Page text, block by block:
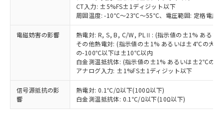
CT入力: ±5%FS±1ディジット以下
周囲温度: -10℃～23℃～55℃、電圧範囲: 定格電圧
電磁妨害の影響
熱電対: R, S, B, C/W, PLⅡ: (指示値の±1% ある
その他熱電対: (指示値の±1% あるいは±4℃の大き
の-100℃以下は±10℃以内
白金測温抵抗体: (指示値の±1% あるいは±2℃の大
アナログ入力: ±1%FS±1ディジット以下
信号源抵抗の影
響
熱電対: 0.1℃/Ω以下(100Ω以下)
白金測温抵抗体: 0.1℃/Ω以下(10Ω以下)
事前の承諾なく第三者に漏洩または開
示しないようお願いします。
マイパーツ機能（部品リスト作成サー
ビス）をご利用いただくには、I-Web
メンバーズにご登録されている必要が
あります。
お客様が当ウェブサイト上で当社にご
および当社の共同利用者が、当社の製
品・サービスに関するお客様との取
※2 対応予定月
部品在庫の切り替え状況などにより、予定
月が前後することがあります。
※3 非含有証明書ダウンロード
下記の非含有証明書をダウンロードするこ
とができます。
「ｅ」：有害物質（10物質）のすべてが基
準値以下であることを示します。
「10」：通常の使用状況下において有害物
質が外部に漏えいし、環境に深刻な影響を
及ぼさない年数を意味します。
「－」：未確認です。当社販売部門へお問
い合わせください。
場合は、上記1、2および3の内容を当
該第三者に通知します。また当社は、
法に輸出するおそれがある場合は、取
り引きをいたしません。
認ください)
空
受注生産機種、また在庫状況の
情報を公開していない機種